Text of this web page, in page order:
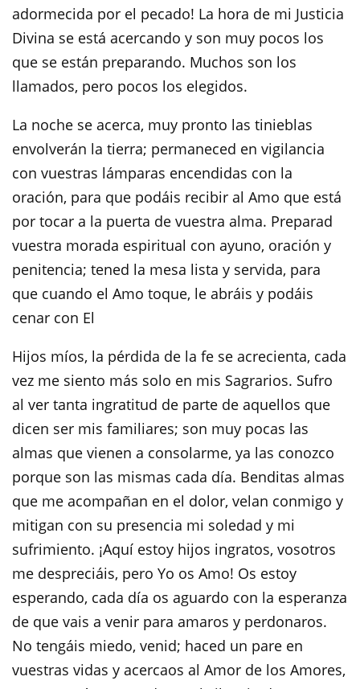
adormecida por el pecado! La hora de mi Justicia
Divina se está acercando y son muy pocos los
que se están preparando. Muchos son los
llamados, pero pocos los elegidos.
La noche se acerca, muy pronto las tinieblas
envolverán la tierra; permaneced en vigilancia
con vuestras lámparas encendidas con la
oración, para que podáis recibir al Amo que está
por tocar a la puerta de vuestra alma. Preparad
vuestra morada espiritual con ayuno, oración y
penitencia; tened la mesa lista y servida, para
que cuando el Amo toque, le abráis y podáis
cenar con El
Hijos míos, la pérdida de la fe se acrecienta, cada
vez me siento más solo en mis Sagrarios. Sufro
al ver tanta ingratitud de parte de aquellos que
dicen ser mis familiares; son muy pocas las
almas que vienen a consolarme, ya las conozco
porque son las mismas cada día. Benditas almas
que me acompañan en el dolor, velan conmigo y
mitigan con su presencia mi soledad y mi
sufrimiento. ¡Aquí estoy hijos ingratos, vosotros
me despreciáis, pero Yo os Amo! Os estoy
esperando, cada día os aguardo con la esperanza
de que vais a venir para amaros y perdonaros.
No tengáis miedo, venid; haced un pare en
vuestras vidas y acercaos al Amor de los Amores,